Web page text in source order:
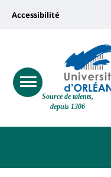
Source de talents,
depuis 1306
responsive
menu
button
Université
vers
page
accessibilité
Accessibilité